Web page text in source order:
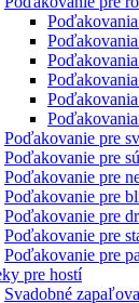
Poďakovanie pre
Poďakovanie pre
Poďakovanie pre
Poďakovanie pre
Poďakovanie pre
Poďakovanie pre
Poďakovanie pre
pre hostí
Svadobné